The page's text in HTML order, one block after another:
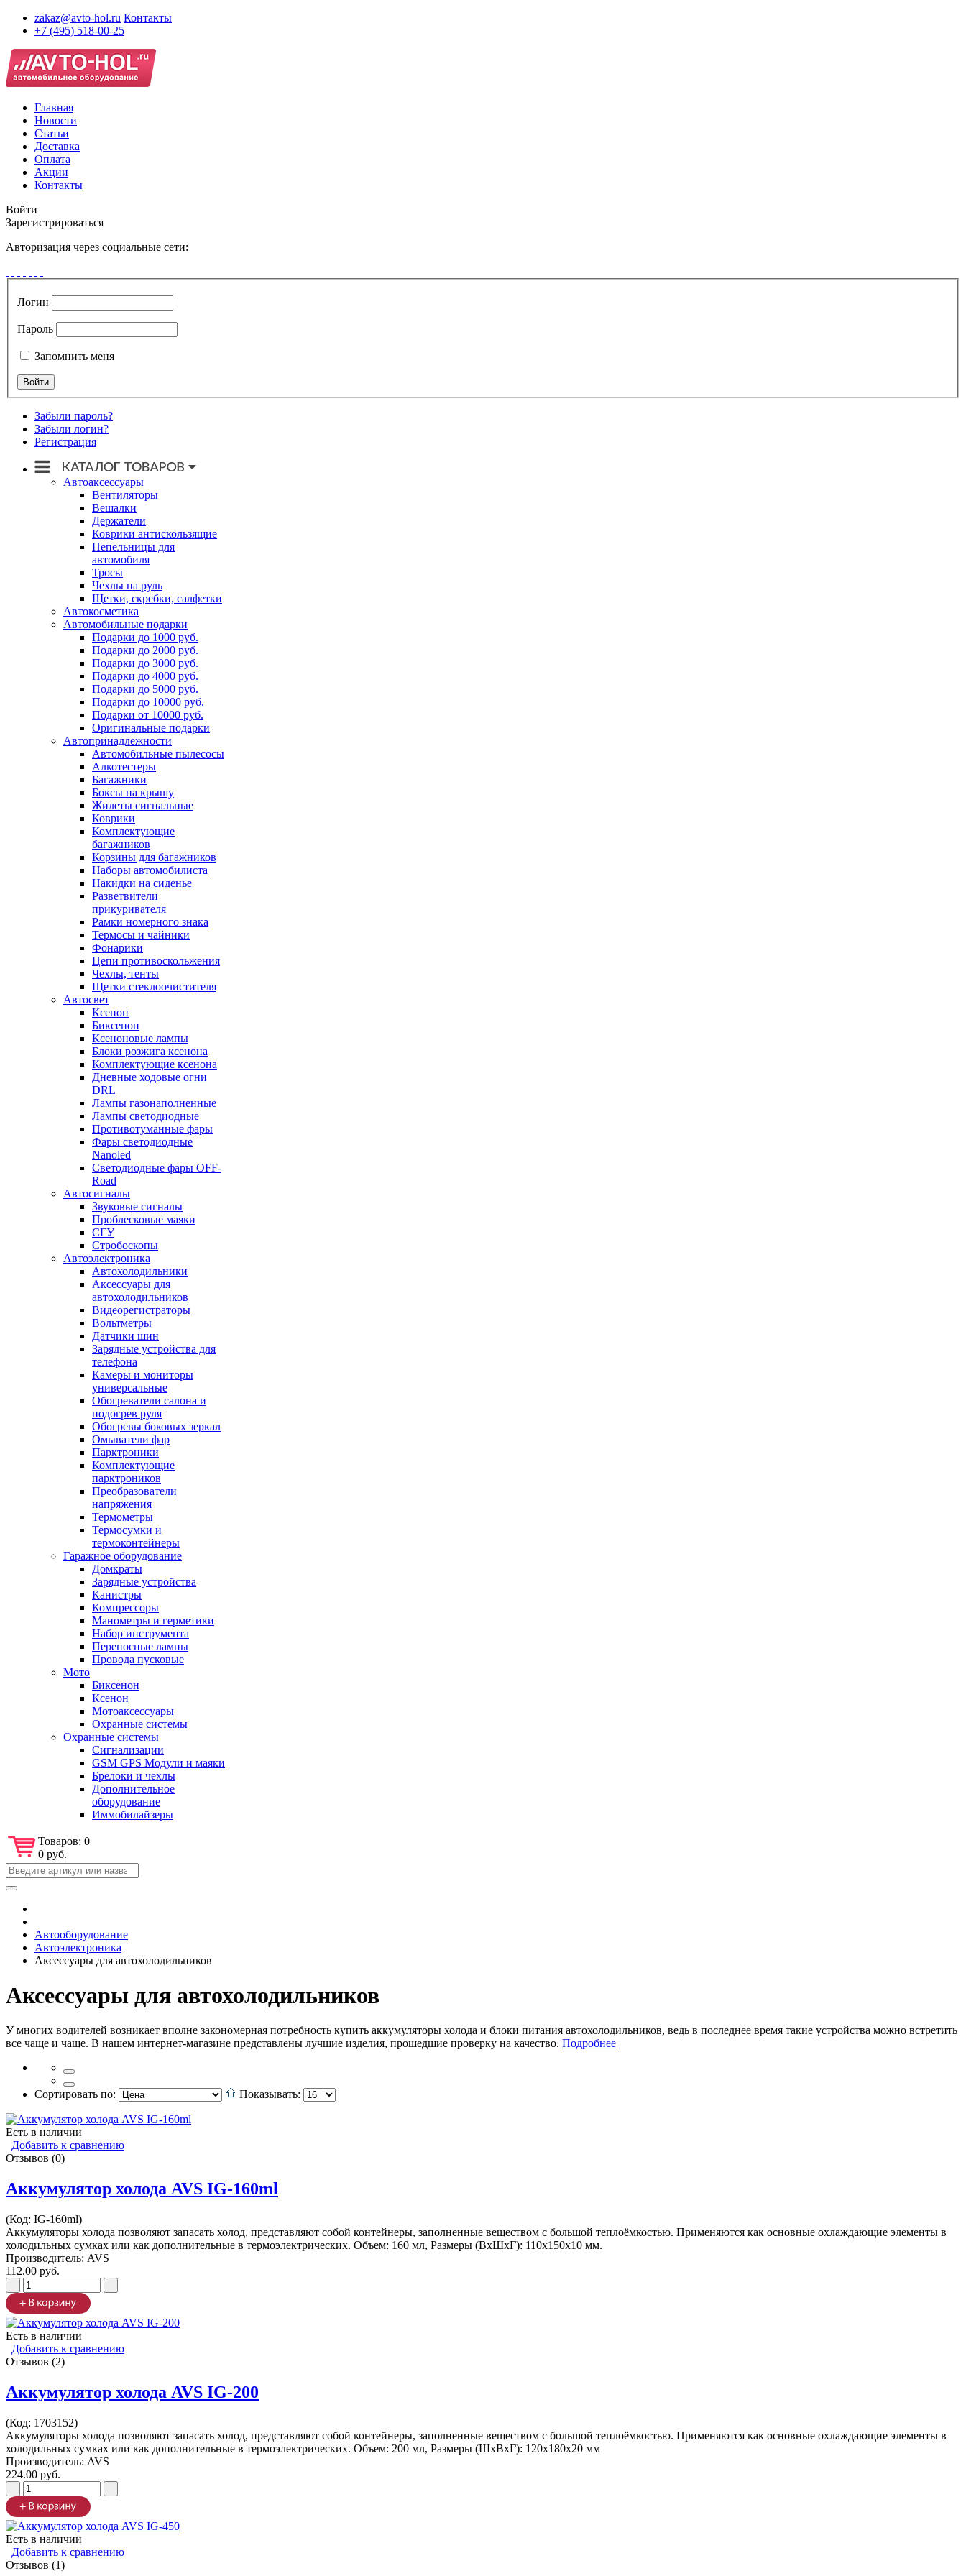
zakaz@avto-hol.ru Контакты
+7 (495) 518-00-25
Главная
Новости
Статьи
Доставка
Оплата
Акции
Контакты
Войти
Зарегистрироваться
Авторизация через социальные сети:
Логин
Пароль
Запомнить меня
Забыли пароль?
Забыли логин?
Регистрация
Автоаксессуары
Вентиляторы
Вешалки
Держатели
Коврики антискользящие
Пепельницы для
автомобиля
Тросы
Чехлы на руль
Щетки, скребки, салфетки
Автокосметика
Автомобильные подарки
Подарки до 1000 руб.
Подарки до 2000 руб.
Подарки до 3000 руб.
Подарки до 4000 руб.
Подарки до 5000 руб.
Подарки до 10000 руб.
Подарки от 10000 руб.
Оригинальные подарки
Автопринадлежности
Автомобильные пылесосы
Алкотестеры
Багажники
Боксы на крышу
Жилеты сигнальные
Коврики
Комплектующие
багажников
Корзины для багажников
Наборы автомобилиста
Накидки на сиденье
Разветвители
прикуривателя
Рамки номерного знака
Термосы и чайники
Фонарики
Цепи противоскольжения
Чехлы, тенты
Щетки стеклоочистителя
Автосвет
Ксенон
Биксенон
Ксеноновые лампы
Блоки розжига ксенона
Комплектующие ксенона
Дневные ходовые огни
DRL
Лампы газонаполненные
Лампы светодиодные
Противотуманные фары
Фары светодиодные
Nanoled
Светодиодные фары OFF-
Road
Автосигналы
Звуковые сигналы
Проблесковые маяки
СГУ
Стробоскопы
Автоэлектроника
Автохолодильники
Аксессуары для
автохолодильников
Видеорегистраторы
Вольтметры
Датчики шин
Зарядные устройства для
телефона
Камеры и мониторы
универсальные
Обогреватели салона и
подогрев руля
Обогревы боковых зеркал
Омыватели фар
Парктроники
Комплектующие
парктроников
Преобразователи
напряжения
Термометры
Термосумки и
термоконтейнеры
Гаражное оборудование
Домкраты
Зарядные устройства
Канистры
Компрессоры
Манометры и герметики
Набор инструмента
Переносные лампы
Провода пусковые
Мото
Биксенон
Ксенон
Мотоаксессуары
Охранные системы
Охранные системы
Сигнализации
GSM GPS Модули и маяки
Брелоки и чехлы
Дополнительное
оборудование
Иммобилайзеры
Товаров: 0
0 руб.
Автооборудование
Автоэлектроника
Аксессуары для автохолодильников
Аксессуары для автохолодильников
У многих водителей возникает вполне закономерная потребность купить аккумуляторы холода и блоки питания автохолодильников, ведь в последнее время такие устройства можно встретить
все чаще и чаще. В нашем интернет-магазине представлены лучшие изделия, прошедшие проверку на качество. Подробнее
Сортировать по: Показывать:
Есть в наличии
Добавить к сравнению
Отзывов (0)
Аккумулятор холода AVS IG-160ml
(Код: IG-160ml)
Аккумуляторы холода позволяют запасать холод, представляют собой контейнеры, заполненные веществом с большой теплоёмкостью. Применяются как основные охлаждающие элементы в
холодильных сумках или как дополнительные в термоэлектрических. Объем: 160 мл, Размеры (ВхШхГ): 110х150х10 мм.
Производитель: AVS
112.00 руб.
Есть в наличии
Добавить к сравнению
Отзывов (2)
Аккумулятор холода AVS IG-200
(Код: 1703152)
Аккумуляторы холода позволяют запасать холод, представляют собой контейнеры, заполненные веществом с большой теплоёмкостью. Применяются как основные охлаждающие элементы в
холодильных сумках или как дополнительные в термоэлектрических. Объем: 200 мл, Размеры (ШхВхГ): 120x180x20 мм
Производитель: AVS
224.00 руб.
Есть в наличии
Добавить к сравнению
Отзывов (1)